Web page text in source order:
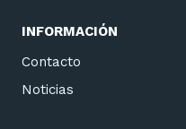
INFORMACIÓN
Contacto
Noticias